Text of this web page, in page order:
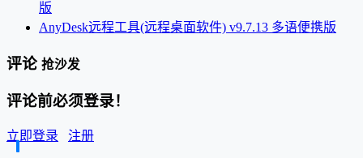
版
AnyDesk远程工具(远程桌面软件) v9.7.13 多语便携版
评论 抢沙发
评论前必须登录！
立即登录 注册